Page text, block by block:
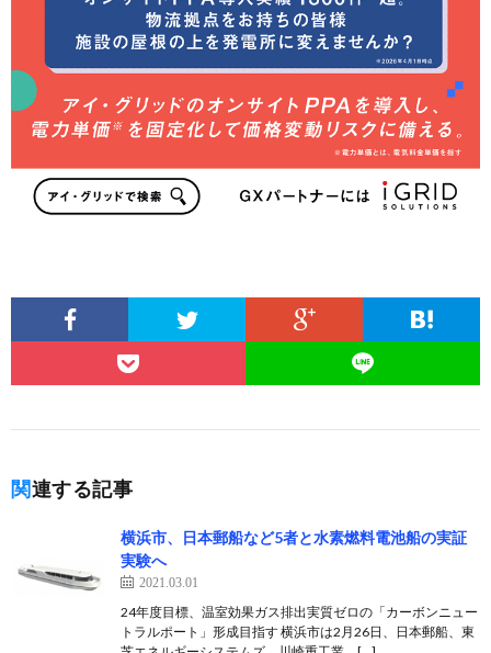
関連する記事
横浜市、日本郵船など5者と水素燃料電池船の実証
実験へ
2021.03.01
24年度目標、温室効果ガス排出実質ゼロの「カーボンニュー
トラルポート」形成目指す 横浜市は2月26日、日本郵船、東